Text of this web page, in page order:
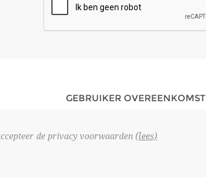
GEBRUIKER OVEREENKOMST
de privacy voorwaarden (lees)